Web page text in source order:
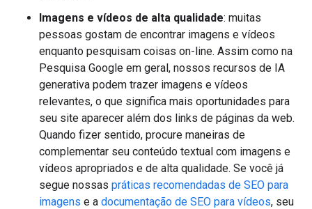
Imagens e vídeos de alta qualidade: muitas
pessoas gostam de encontrar imagens e vídeos
enquanto pesquisam coisas on-line. Assim como na
Pesquisa Google em geral, nossos recursos de IA
generativa podem trazer imagens e vídeos
relevantes, o que significa mais oportunidades para
seu site aparecer além dos links de páginas da web.
Quando fizer sentido, procure maneiras de
complementar seu conteúdo textual com imagens e
vídeos apropriados e de alta qualidade. Se você já
segue nossas práticas recomendadas de SEO para
imagens e a documentação de SEO para vídeos, seu